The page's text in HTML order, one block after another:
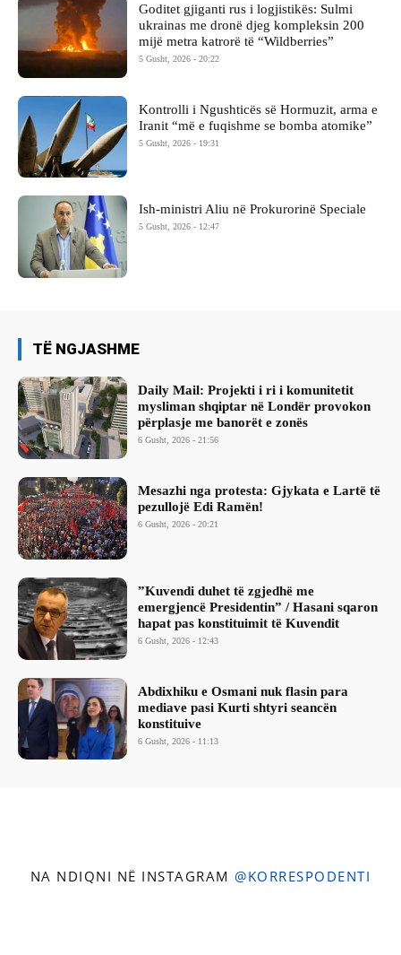
Goditet gjiganti rus i logjistikës: Sulmi
ukrainas me dronë djeg kompleksin 200
mijë metra katrorë të “Wildberries”
5 Gusht, 2026 - 20:22
Kontrolli i Ngushticës së Hormuzit, arma e
Iranit “më e fuqishme se bomba atomike”
5 Gusht, 2026 - 19:31
Ish-ministri ​Aliu në Prokurorinë Speciale
5 Gusht, 2026 - 12:47
TË NGJASHME
Daily Mail: Projekti i ri i komunitetit
mysliman shqiptar në Londër provokon
përplasje me banorët e zonës
6 Gusht, 2026 - 21:56
Mesazhi nga protesta: Gjykata e Lartë të
pezullojë Edi Ramën!
6 Gusht, 2026 - 20:21
​”Kuvendi duhet të zgjedhë me
emergjencë Presidentin” / Hasani sqaron
hapat pas konstituimit të Kuvendit
6 Gusht, 2026 - 12:43
Abdixhiku e Osmani nuk flasin para
mediave pasi Kurti shtyri seancën
konstituive
6 Gusht, 2026 - 11:13
NA NDIQNI NË INSTAGRAM @KORRESPODENTI